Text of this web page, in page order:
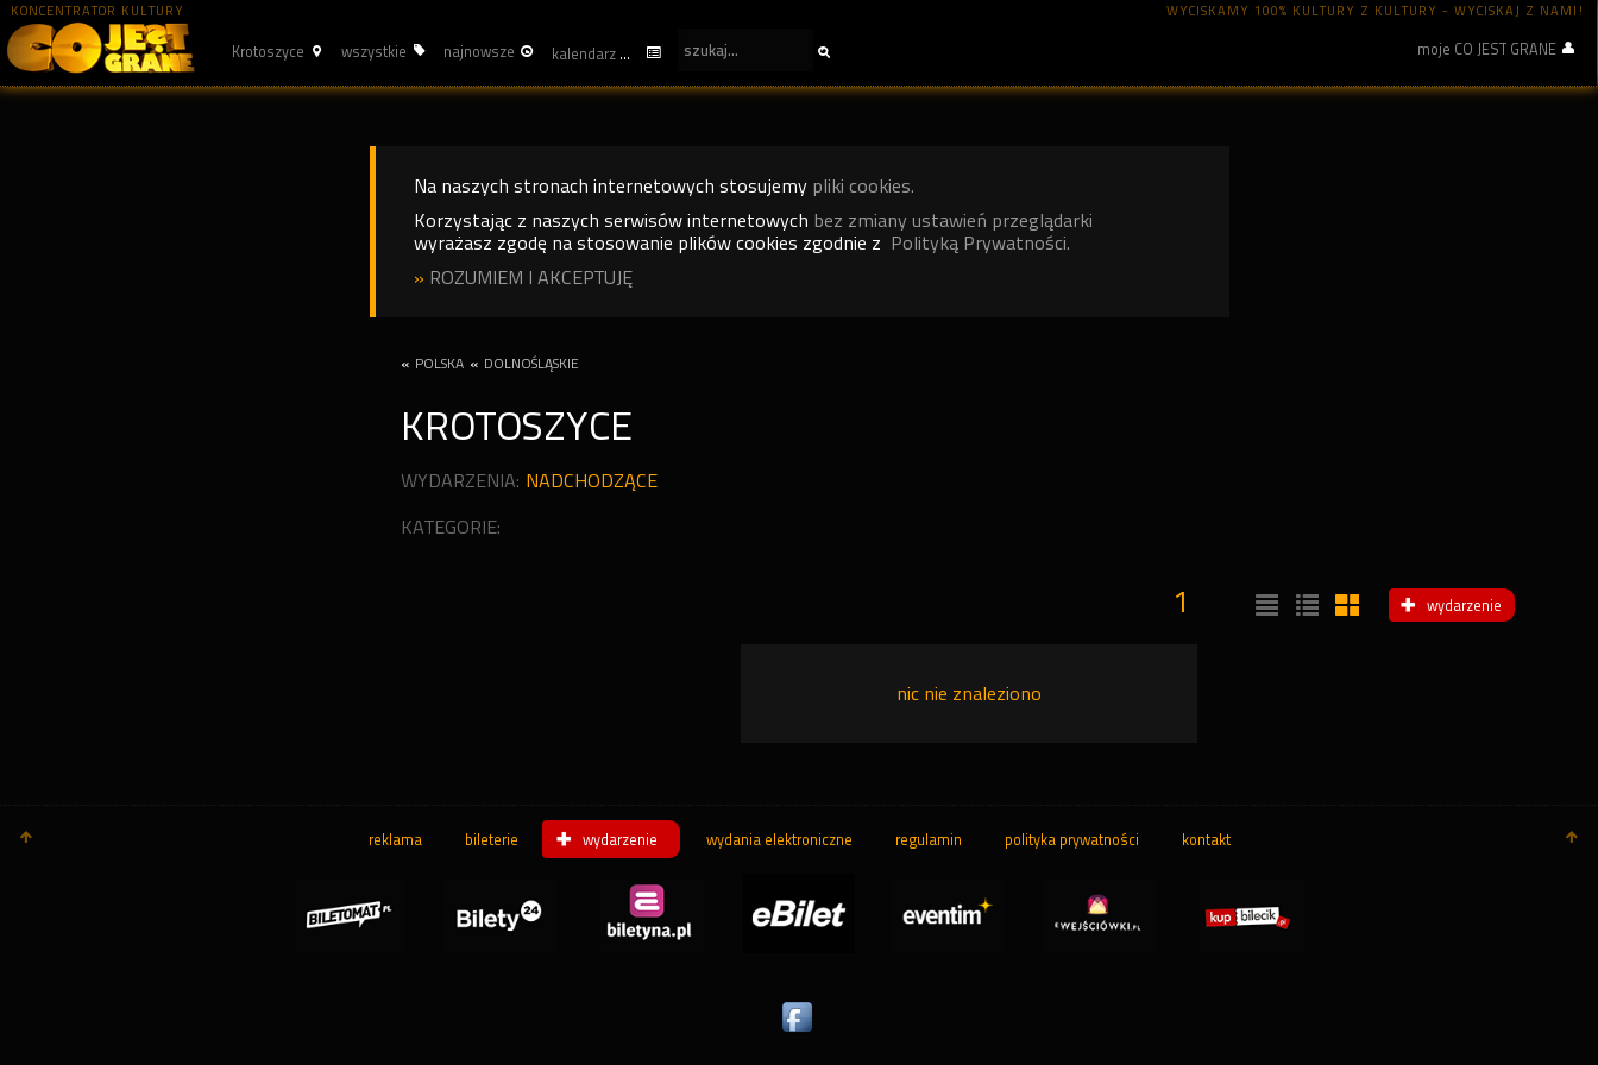
KONCENTRATOR KULTURY WYCISKAMY 100% KULTURY Z KULTURY - WYCISKAJ Z NAMI!
Krotoszyce wszystkie najnowsze kalendarz moje CO JEST GRANE
Na naszych stronach internetowych stosujemy pliki cookies.
Korzystając z naszych serwisów internetowych bez zmiany ustawień przeglądarki
wyrażasz zgodę na stosowanie plików cookies zgodnie z Polityką Prywatności.
» ROZUMIEM I AKCEPTUJĘ
« POLSKA « DOLNOŚLĄSKIE
KROTOSZYCE
WYDARZENIA: NADCHODZĄCE
KATEGORIE:
wydarzenie
1
nic nie znaleziono
reklama bileterie wydarzenie wydania elektroniczne regulamin polityka prywatności kontakt